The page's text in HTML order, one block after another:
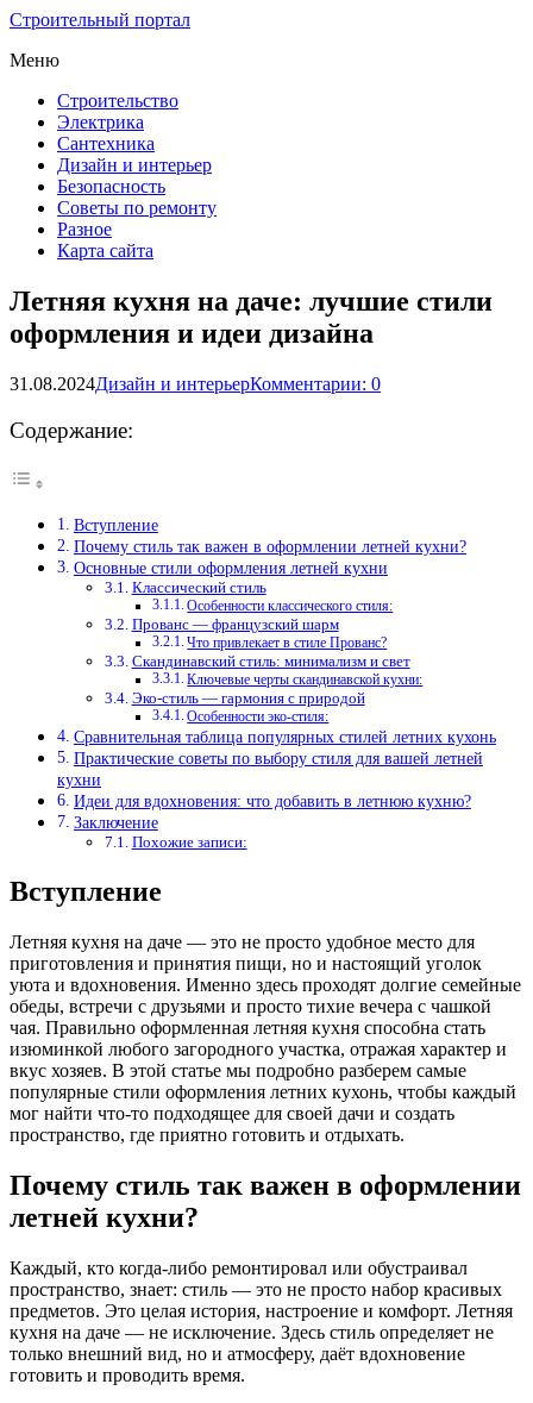
Строительный портал
Меню
Строительство
Электрика
Сантехника
Дизайн и интерьер
Безопасность
Советы по ремонту
Разное
Карта сайта
Летняя кухня на даче: лучшие стили
оформления и идеи дизайна
31.08.2024Дизайн и интерьерКомментарии: 0
Содержание:
Вступление
Почему стиль так важен в оформлении летней кухни?
Основные стили оформления летней кухни
Классический стиль
Особенности классического стиля:
Прованс — французский шарм
Что привлекает в стиле Прованс?
Скандинавский стиль: минимализм и свет
Ключевые черты скандинавской кухни:
Эко-стиль — гармония с природой
Особенности эко-стиля:
Сравнительная таблица популярных стилей летних кухонь
Практические советы по выбору стиля для вашей летней
кухни
Идеи для вдохновения: что добавить в летнюю кухню?
Заключение
Похожие записи:
Вступление
Летняя кухня на даче — это не просто удобное место для
приготовления и принятия пищи, но и настоящий уголок
уюта и вдохновения. Именно здесь проходят долгие семейные
обеды, встречи с друзьями и просто тихие вечера с чашкой
чая. Правильно оформленная летняя кухня способна стать
изюминкой любого загородного участка, отражая характер и
вкус хозяев. В этой статье мы подробно разберем самые
популярные стили оформления летних кухонь, чтобы каждый
мог найти что-то подходящее для своей дачи и создать
пространство, где приятно готовить и отдыхать.
Почему стиль так важен в оформлении
летней кухни?
Каждый, кто когда-либо ремонтировал или обустраивал
пространство, знает: стиль — это не просто набор красивых
предметов. Это целая история, настроение и комфорт. Летняя
кухня на даче — не исключение. Здесь стиль определяет не
только внешний вид, но и атмосферу, даёт вдохновение
готовить и проводить время.